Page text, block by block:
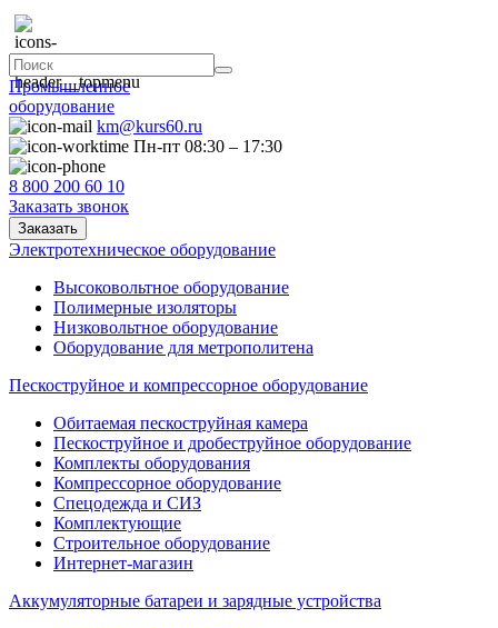
Промышленное
оборудование
km@kurs60.ru
Пн-пт 08:30 – 17:30
8 800 200 60 10
Заказать звонок
Заказать
Электротехническое оборудование
Высоковольтное оборудование
Полимерные изоляторы
Низковольтное оборудование
Оборудование для метрополитена
Пескоструйное и компрессорное оборудование
Обитаемая пескоструйная камера
Пескоструйное и дробеструйное оборудование
Комплекты оборудования
Компрессорное оборудование
Спецодежда и СИЗ
Комплектующие
Строительное оборудование
Интернет-магазин
Аккумуляторные батареи и зарядные устройства